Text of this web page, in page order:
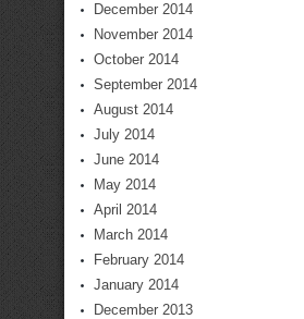
December 2014
November 2014
October 2014
September 2014
August 2014
July 2014
June 2014
May 2014
April 2014
March 2014
February 2014
January 2014
December 2013